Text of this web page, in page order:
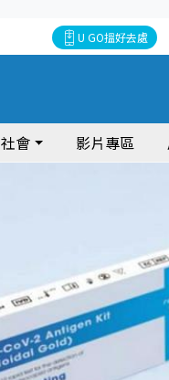
U GO搵好去處
社會 影片專區